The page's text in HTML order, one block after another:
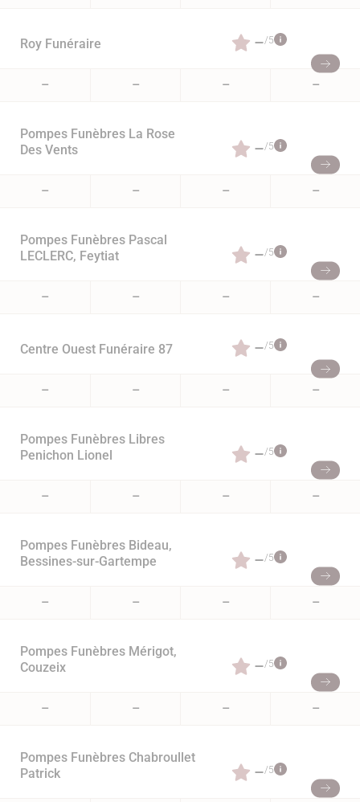
Roy Funéraire –/5
– – – –
Pompes Funèbres La Rose
Des Vents
–/5
– – – –
Pompes Funèbres Pascal
LECLERC, Feytiat
–/5
– – – –
Centre Ouest Funéraire 87 –/5
– – – –
Pompes Funèbres Libres
Penichon Lionel
–/5
– – – –
Pompes Funèbres Bideau,
Bessines-sur-Gartempe
–/5
– – – –
Pompes Funèbres Mérigot,
Couzeix
–/5
– – – –
Pompes Funèbres Chabroullet
Patrick
–/5